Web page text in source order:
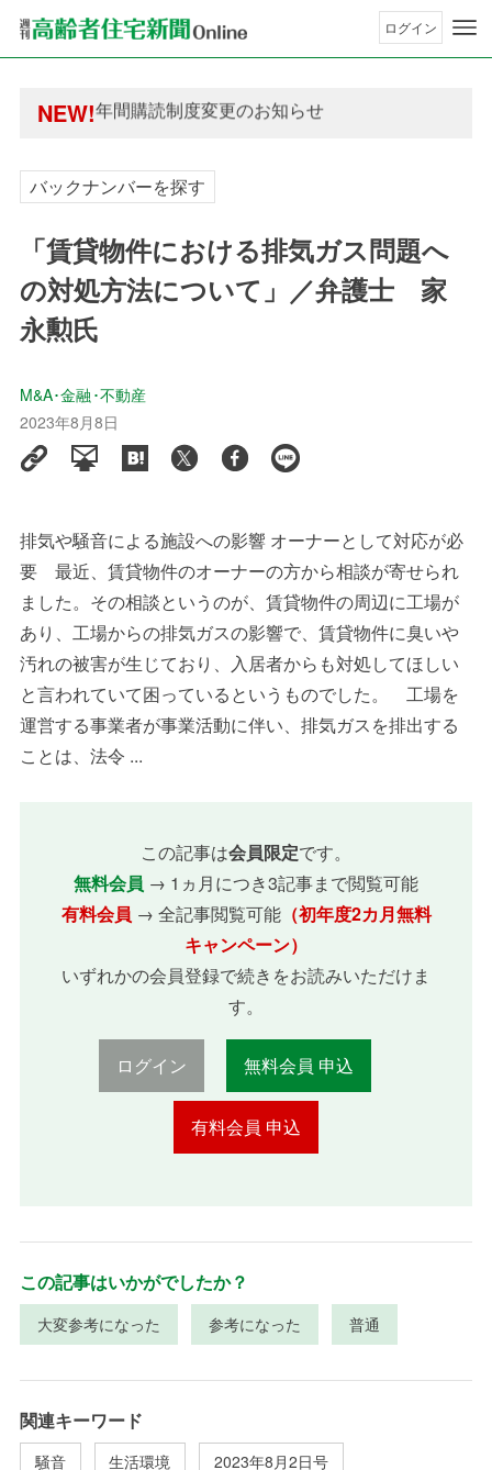
ログイン
NEW!
年間購読制度変更のお知らせ
高齢者住宅新聞 無料会員の皆様へ閲覧本数変更
高齢者住宅新聞 無料会員の皆様へ閲覧本数変更
バックナンバーを探す
「賃貸物件における排気ガス問題へ
の対処方法について」／弁護士 家
永勲氏
M&A･金融･不動産
2023年8月8日
排気や騒音による施設への影響 オーナーとして対応が必
要 最近、賃貸物件のオーナーの方から相談が寄せられ
ました。その相談というのが、賃貸物件の周辺に工場が
あり、工場からの排気ガスの影響で、賃貸物件に臭いや
汚れの被害が生じており、入居者からも対処してほしい
と言われていて困っているというものでした。 工場を
運営する事業者が事業活動に伴い、排気ガスを排出する
ことは、法令 ...
この記事は会員限定です。
無料会員 → 1ヵ月につき3記事まで閲覧可能
有料会員 → 全記事閲覧可能（初年度2カ月無料
キャンペーン）
いずれかの会員登録で続きをお読みいただけま
す。
ログイン 無料会員 申込
有料会員 申込
この記事はいかがでしたか？
大変参考になった 参考になった 普通
関連キーワード
騒音 生活環境 2023年8月2日号